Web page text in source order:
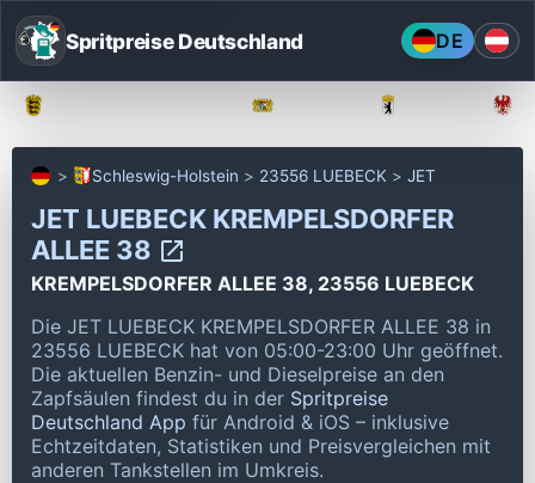
Spritpreise Deutschland DE
Schleswig-Holstein 23556 LUEBECK JET
JET LUEBECK KREMPELSDORFER
ALLEE 38
KREMPELSDORFER ALLEE 38, 23556 LUEBECK
Die JET LUEBECK KREMPELSDORFER ALLEE 38 in
23556 LUEBECK hat von 05:00-23:00 Uhr geöffnet.
Die aktuellen Benzin- und Dieselpreise an den
Zapfsäulen findest du in der Spritpreise
Deutschland App für Android & iOS – inklusive
Echtzeitdaten, Statistiken und Preisvergleichen mit
anderen Tankstellen im Umkreis.